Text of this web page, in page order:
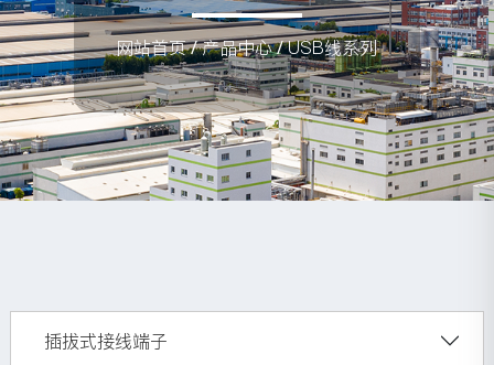
网站首页/产品中心/USB线系列
插拔式接线端子